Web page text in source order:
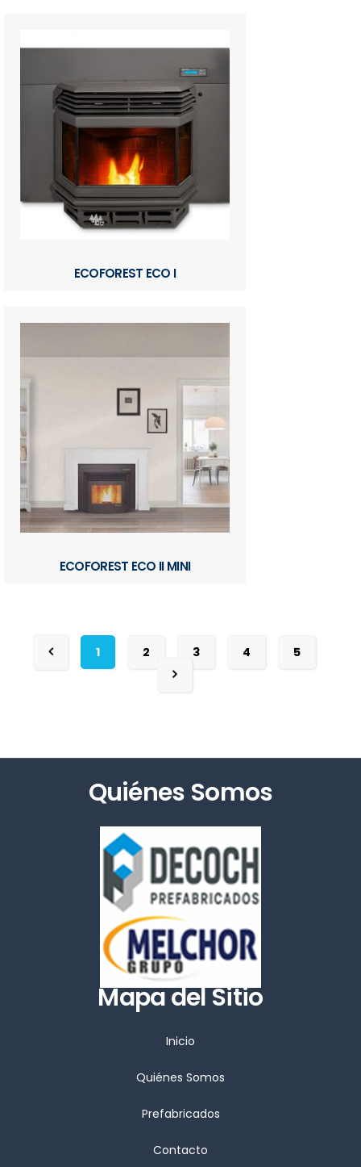
ECOFOREST ECO I
ECOFOREST ECO II MINI
1 2 3 4 5
Quiénes Somos
Mapa del Sitio
Inicio
Quiénes Somos
Prefabricados
Contacto